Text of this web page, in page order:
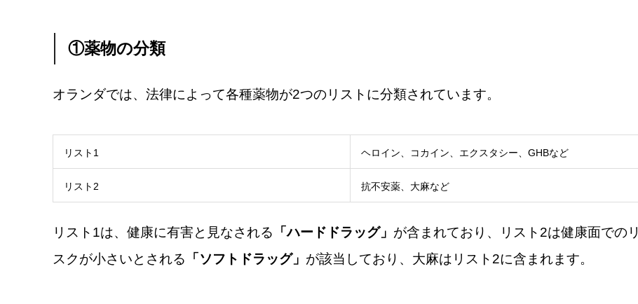
①薬物の分類
オランダでは、法律によって各種薬物が2つのリストに分類されています。
リスト1 ヘロイン、コカイン、エクスタシー、GHBなど
リスト2 抗不安薬、大麻など
リスト1は、健康に有害と見なされる 「ハードドラッグ」 が含まれており、リスト2は健康面でのリ
スクが小さいとされる 「ソフトドラッグ」 が該当しており、大麻はリスト2に含まれます。